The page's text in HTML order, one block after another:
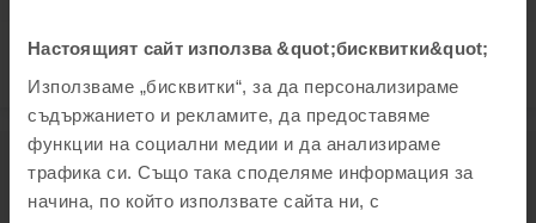
Настоящият сайт използва &quot;бисквитки&quot;
Използваме „бисквитки“, за да персонализираме
съдържанието и рекламите, да предоставяме
функции на социални медии и да анализираме
трафика си. Също така споделяме информация за
начина, по който използвате сайта ни, с
Описание
Мобилен телефон Huawei P10 Plus Dual Sim, Green, 64 GB, Като нов